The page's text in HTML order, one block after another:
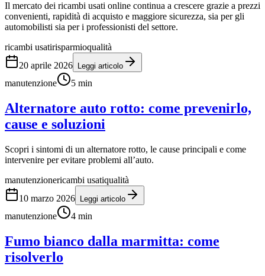
Il mercato dei ricambi usati online continua a crescere grazie a prezzi
convenienti, rapidità di acquisto e maggiore sicurezza, sia per gli
automobilisti sia per i professionisti del settore.
ricambi usatirisparmioqualità
20 aprile 2026
Leggi articolo
manutenzione 5 min
Alternatore auto rotto: come prevenirlo,
cause e soluzioni
Scopri i sintomi di un alternatore rotto, le cause principali e come
intervenire per evitare problemi all’auto.
manutenzionericambi usatiqualità
10 marzo 2026
Leggi articolo
manutenzione 4 min
Fumo bianco dalla marmitta: come
risolverlo